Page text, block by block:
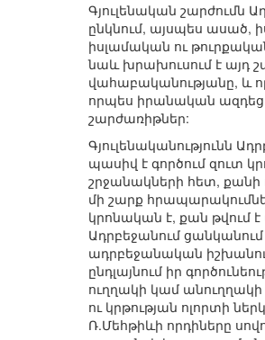
Գյուլենական շարժումն
ընկնում, այսպես ասած,
իսլամական ու
նաև խրախուսում է այդ
վահաբականությանը, և
որպես իրանական
շարժառիթներ:
Գյուլենականությունն
պասիվ է գործում զուտ
շրջանակների հետ,
մի շարք
կրոնական է, քան թվում
Ադրբեջանում ցանկանում
ադրբեջանական
ընդլայնում իր
ուղղակի կամ
ու կրթության ոլորտի
Ռ.Մեհթիևի որդիները